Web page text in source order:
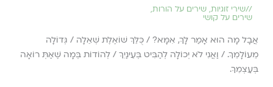
//שירי זוגיות, שירים על הורות,
שירים על קושי
אֲבָל מָה הוּא אָמַר לָךְ, אִמָּא? / כֻּלֵּךְ שׁוֹאֶלֶת שְׁאֵלָה / גְּדוֹלָה
מֵעוֹלָמֵךְ. / וַאֲנִי לֹא יְכוֹלָה לְהַבִּיט בְּעֵינַיִךְ / לְהוֹדוֹת בְּמָה שֶׁאַתְּ רוֹאָה
בְּעַצְמֵךְ.